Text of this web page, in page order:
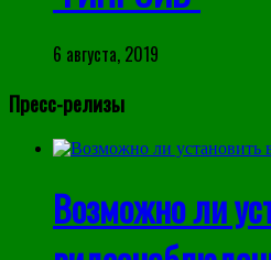
6 августа, 2019
Пресс-релизы
Возможно ли